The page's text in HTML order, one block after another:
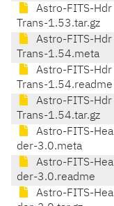
Astro-FITS-Hdr
Trans-1.53.tar.gz
Astro-FITS-Hdr
Trans-1.54.meta
Astro-FITS-Hdr
Trans-1.54.readme
Astro-FITS-Hdr
Trans-1.54.tar.gz
Astro-FITS-Hea
der-3.0.meta
Astro-FITS-Hea
der-3.0.readme
Astro-FITS-Hea